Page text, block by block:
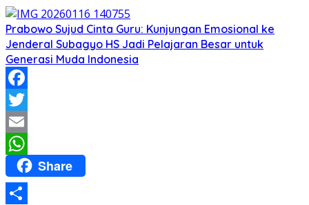
Prabowo Sujud Cinta Guru: Kunjungan Emosional ke
Jenderal Subagyo HS Jadi Pelajaran Besar untuk
Generasi Muda Indonesia
Facebook
Twitter
Email
WhatsApp
Share